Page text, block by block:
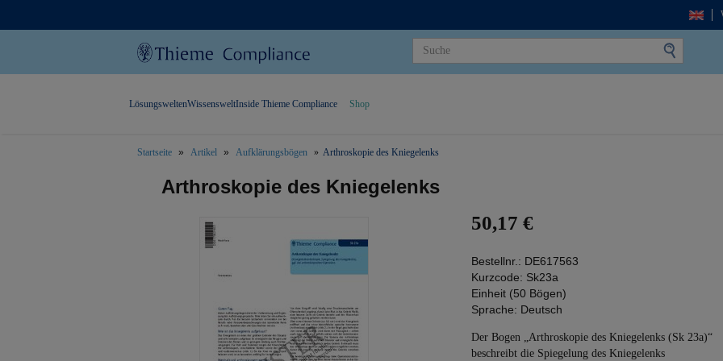
LösungsweltenWissensweltInside Thieme Compliance Shop
Startseite Artikel Aufklärungsbögen Arthroskopie des Kniegelenks
Arthroskopie des Kniegelenks
50,17 €
Bestellnr.: DE617563
Kurzcode: Sk23a
Einheit (50 Bögen)
Sprache: Deutsch
Der Bogen „Arthroskopie des Kniegelenks (Sk 23a)“
beschreibt die Spiegelung des Kniegelenks